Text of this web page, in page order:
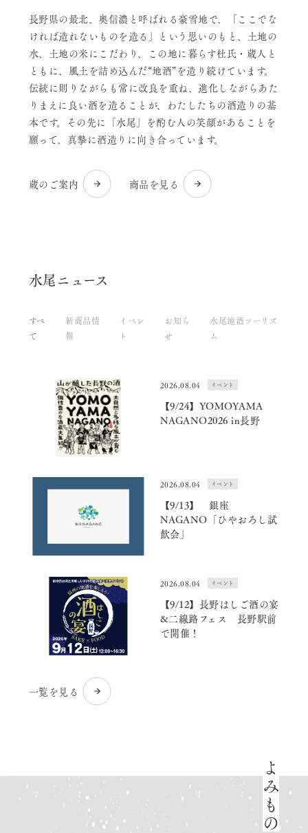
長野県の最北、奥信濃と呼ばれる豪雪地で、「ここでな
ければ造れないものを造る」という思いのもと、土地の
水、土地の米にこだわり、この地に暮らす杜氏・蔵人と
ともに、風土を詰め込んだ“地酒”を造り続けています。
伝統に則りながらも常に改良を重ね、進化しながらあた
りまえに良い酒を造ることが、わたしたちの酒造りの基
本です。その先に「水尾」を酌む人の笑顔があることを
願って、真摯に酒造りに向き合っています。
蔵のご案内 商品を見る
水尾ニュース
すべ
て
新商品情
報
イベン
ト
お知ら
せ
水尾地酒ツーリズ
ム
2026.08.04 イベント
【9/24】YOMOYAMA
NAGANO2026 in長野
2026.08.04 イベント
【9/13】 銀座
NAGANO「ひやおろし試
飲会」
2026.08.04 イベント
【9/12】長野はしご酒の宴
&二線路フェス 長野駅前
で開催！
一覧を見る
よみもの